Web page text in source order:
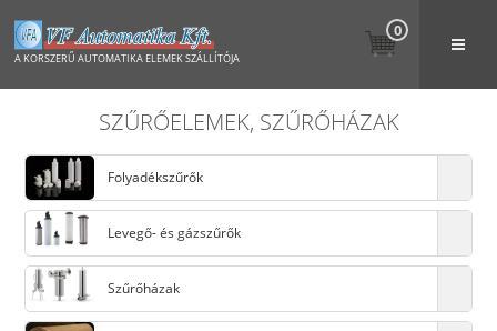
A KORSZERŰ AUTOMATIKA ELEMEK SZÁLLÍTÓJA
0
SZŰRŐELEMEK, SZŰRŐHÁZAK
Folyadékszűrők
Levegő- és gázszűrők
Szűrőházak